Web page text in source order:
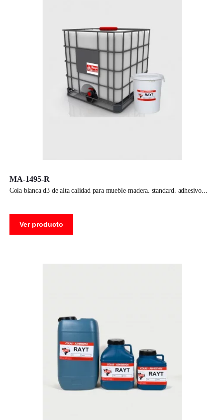
MA-1495-R
cola blanca d3 de alta calidad para mueble-madera. standard. adhesivo
Ver producto